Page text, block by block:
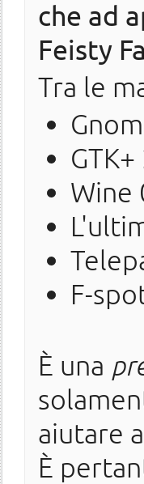
che ad
Feisty
Tra le
Wine
F-
È una
aiutare a
È